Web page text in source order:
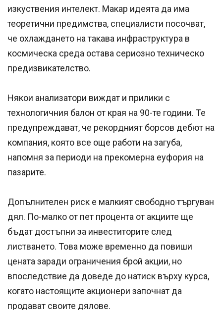
изкуствения интелект. Макар идеята да има
теоретични предимства, специалисти посочват,
че охлаждането на такава инфраструктура в
космическа среда остава сериозно техническо
предизвикателство.
Някои анализатори виждат и прилики с
технологичния балон от края на 90-те години. Те
предупреждават, че рекордният борсов дебют на
компания, която все още работи на загуба,
напомня за периоди на прекомерна еуфория на
пазарите.
Допълнителен риск е малкият свободно търгуван
дял. По-малко от пет процента от акциите ще
бъдат достъпни за инвеститорите след
листването. Това може временно да повиши
цената заради ограничения брой акции, но
впоследствие да доведе до натиск върху курса,
когато настоящите акционери започнат да
продават своите дялове.